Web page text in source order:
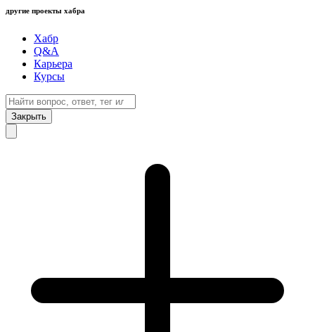
другие проекты хабра
Хабр
Q&A
Карьера
Курсы
Закрыть